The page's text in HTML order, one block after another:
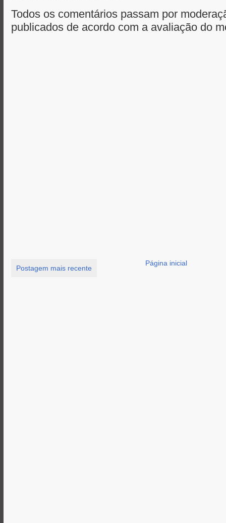
Todos os comentários passam por
publicados de acordo com a avaliação do
Postagem mais recente
Página inicial